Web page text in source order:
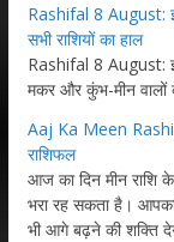
Rashifal 8 August:
सभी राशियों का हाल
Rashifal 8 August:
मकर और कुंभ-मीन वालों
Aaj Ka Meen
राशिफल
आज का दिन मीन राशि
भरा रह सकता है।
भी आगे बढ़ने की शक्ति